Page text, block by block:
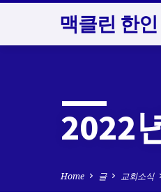
맥클린 한
2022
Home 글 교회소식